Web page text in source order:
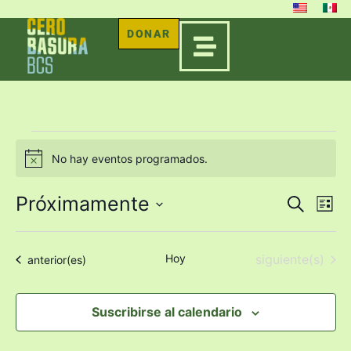
DONAR
Aviso No hay eventos programados.
de
y
Buscar
de
Lista
Próximamente
Eventos
anterior(es) Hoy Eventos
siguiente(s)
Suscribirse al calendario